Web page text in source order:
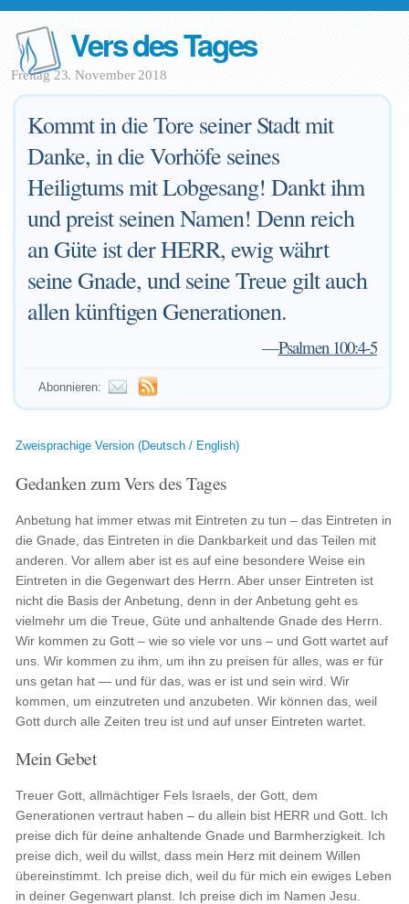
Vers des Tages
Freitag 23. November 2018
Kommt in die Tore seiner Stadt mit
Danke, in die Vorhöfe seines
Heiligtums mit Lobgesang! Dankt ihm
und preist seinen Namen! Denn reich
an Güte ist der HERR, ewig währt
seine Gnade, und seine Treue gilt auch
allen künftigen Generationen.
—Psalmen 100:4-5
Abonnieren:
Zweisprachige Version (Deutsch / English)
Gedanken zum Vers des Tages
Anbetung hat immer etwas mit Eintreten zu tun – das Eintreten in
die Gnade, das Eintreten in die Dankbarkeit und das Teilen mit
anderen. Vor allem aber ist es auf eine besondere Weise ein
Eintreten in die Gegenwart des Herrn. Aber unser Eintreten ist
nicht die Basis der Anbetung, denn in der Anbetung geht es
vielmehr um die Treue, Güte und anhaltende Gnade des Herrn.
Wir kommen zu Gott – wie so viele vor uns – und Gott wartet auf
uns. Wir kommen zu ihm, um ihn zu preisen für alles, was er für
uns getan hat — und für das, was er ist und sein wird. Wir
kommen, um einzutreten und anzubeten. Wir können das, weil
Gott durch alle Zeiten treu ist und auf unser Eintreten wartet.
Mein Gebet
Treuer Gott, allmächtiger Fels Israels, der Gott, dem
Generationen vertraut haben – du allein bist HERR und Gott. Ich
preise dich für deine anhaltende Gnade und Barmherzigkeit. Ich
preise dich, weil du willst, dass mein Herz mit deinem Willen
übereinstimmt. Ich preise dich, weil du für mich ein ewiges Leben
in deiner Gegenwart planst. Ich preise dich im Namen Jesu.